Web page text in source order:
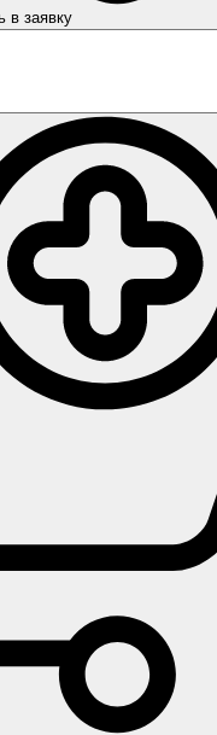
в заявку